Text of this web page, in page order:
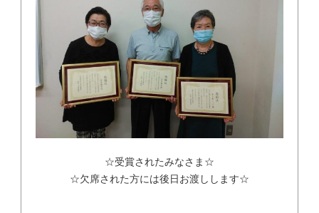
☆受賞されたみなさま☆
☆欠席された方には後日お渡しします☆